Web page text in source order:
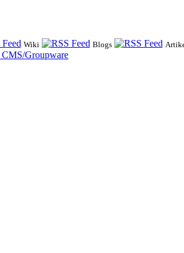
Wiki Blogs
Groupware